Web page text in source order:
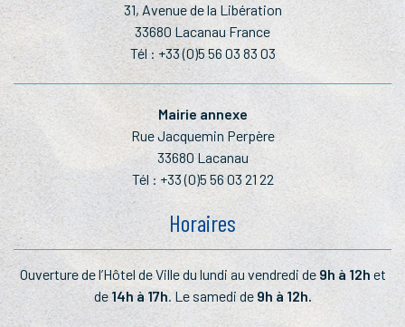
31, Avenue de la Libération
33680 Lacanau France
Tél : +33 (0)5 56 03 83 03
Mairie annexe
Rue Jacquemin Perpère
33680 Lacanau
Tél : +33 (0)5 56 03 21 22
Horaires
Ouverture de l’Hôtel de Ville du lundi au vendredi de 9h à 12h et
de 14h à 17h. Le samedi de 9h à 12h.